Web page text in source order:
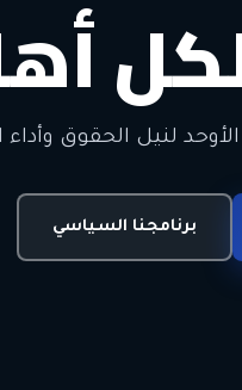
لنيل الحقوق وأداء
برنامجنا السياسي
• الديمقراطية
اتصل بنا